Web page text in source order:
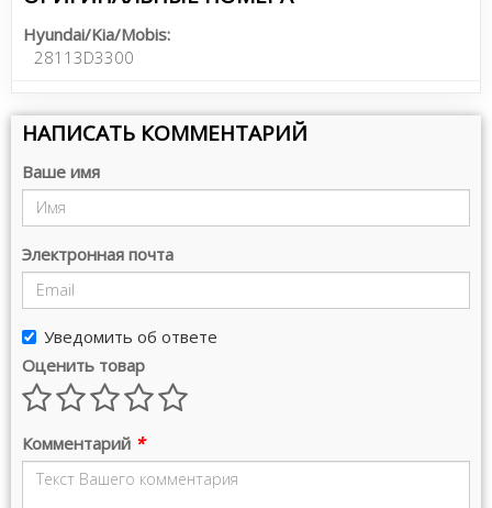
Hyundai/Kia/Mobis:
28113D3300
НАПИСАТЬ КОММЕНТАРИЙ
Ваше имя
Электронная почта
Уведомить об ответе
Оценить товар
Комментарий *